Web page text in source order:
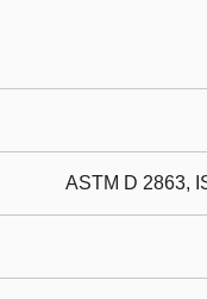
ASTM D 2863,